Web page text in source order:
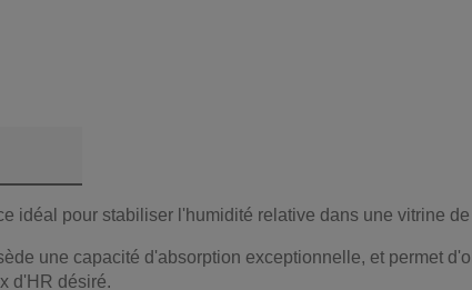
idéal pour stabiliser l'humidité relative dans une vitrine
une capacité d'absorption exceptionnelle, et permet
d'HR désiré.